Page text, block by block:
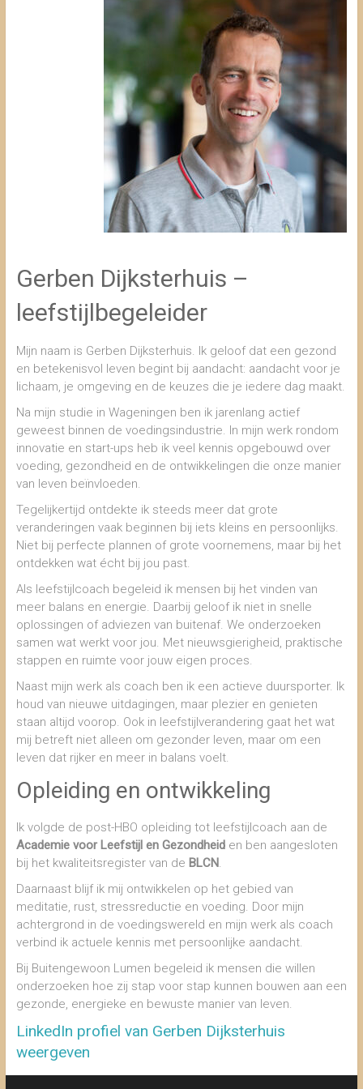
Gerben Dijksterhuis –
leefstijlbegeleider
Mijn naam is Gerben Dijksterhuis. Ik geloof dat een gezond
en betekenisvol leven begint bij aandacht: aandacht voor je
lichaam, je omgeving en de keuzes die je iedere dag maakt.
Na mijn studie in Wageningen ben ik jarenlang actief
geweest binnen de voedingsindustrie. In mijn werk rondom
innovatie en start-ups heb ik veel kennis opgebouwd over
voeding, gezondheid en de ontwikkelingen die onze manier
van leven beïnvloeden.
Tegelijkertijd ontdekte ik steeds meer dat grote
veranderingen vaak beginnen bij iets kleins en persoonlijks.
Niet bij perfecte plannen of grote voornemens, maar bij het
ontdekken wat écht bij jou past.
Als leefstijlcoach begeleid ik mensen bij het vinden van
meer balans en energie. Daarbij geloof ik niet in snelle
oplossingen of adviezen van buitenaf. We onderzoeken
samen wat werkt voor jou. Met nieuwsgierigheid, praktische
stappen en ruimte voor jouw eigen proces.
Naast mijn werk als coach ben ik een actieve duursporter. Ik
houd van nieuwe uitdagingen, maar plezier en genieten
staan altijd voorop. Ook in leefstijlverandering gaat het wat
mij betreft niet alleen om gezonder leven, maar om een
leven dat rijker en meer in balans voelt.
Opleiding en ontwikkeling
Ik volgde de post-HBO opleiding tot leefstijlcoach aan de
Academie voor Leefstijl en Gezondheiden ben aangesloten
bij het kwaliteitsregister van de BLCN.
Daarnaast blijf ik mij ontwikkelen op het gebied van
meditatie, rust, stressreductie en voeding. Door mijn
achtergrond in de voedingswereld en mijn werk als coach
verbind ik actuele kennis met persoonlijke aandacht.
Bij Buitengewoon Lumen begeleid ik mensen die willen
onderzoeken hoe zij stap voor stap kunnen bouwen aan een
gezonde, energieke en bewuste manier van leven.
LinkedIn profiel van Gerben Dijksterhuis
weergeven